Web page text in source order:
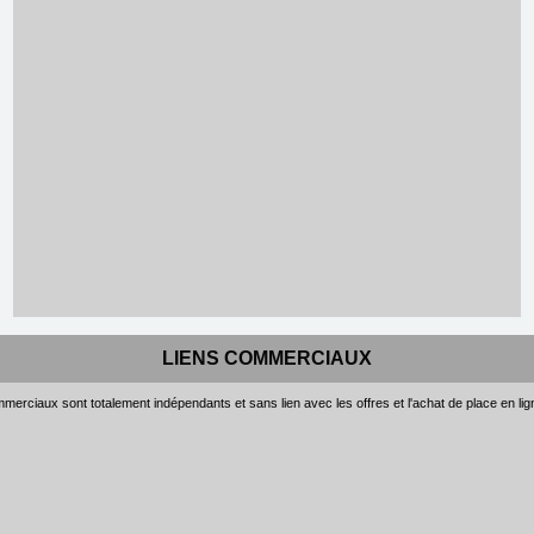
LIENS COMMERCIAUX
sont totalement indépendants et sans lien avec les offres et l'achat de place en